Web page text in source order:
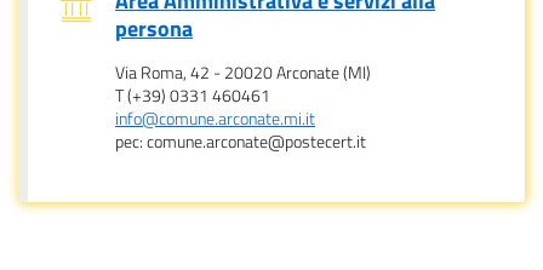
persona.
Via Roma, 42 - 20020 Arconate (MI)
T (+39) 0331 460461
info@comune.arconate.mi.it
pec: comune.arconate@postecert.it